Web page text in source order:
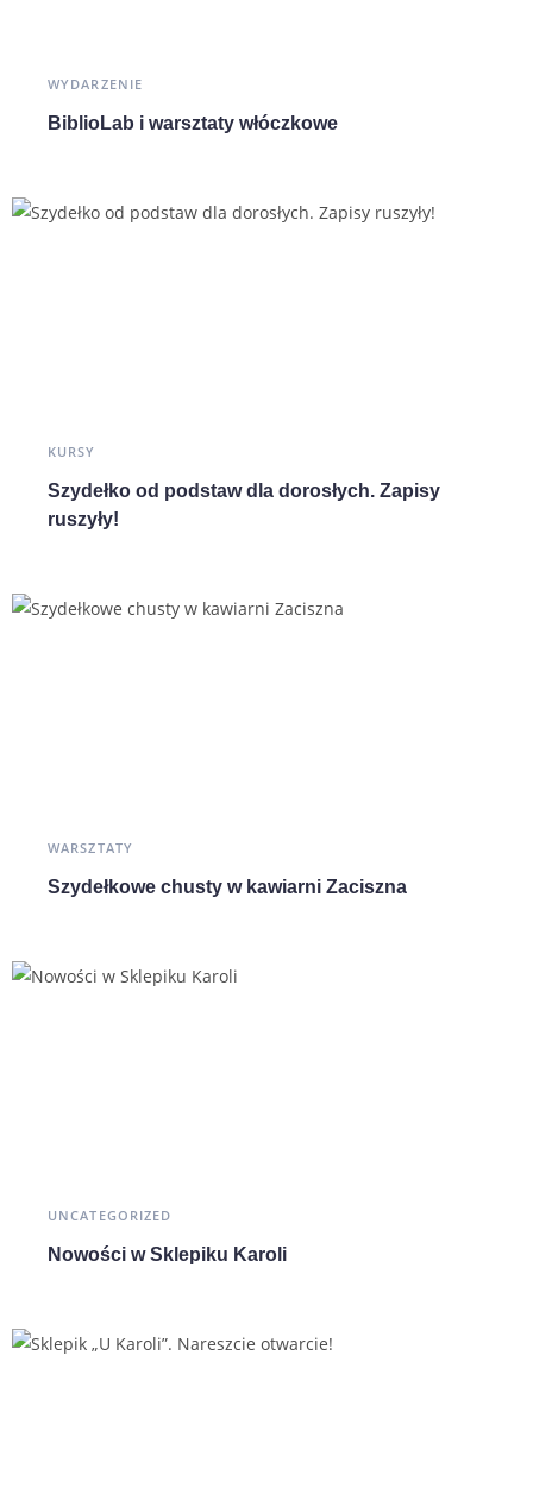
WYDARZENIE
BiblioLab i warsztaty włóczkowe
KURSY
Szydełko od podstaw dla dorosłych. Zapisy
ruszyły!
WARSZTATY
Szydełkowe chusty w kawiarni Zaciszna
UNCATEGORIZED
Nowości w Sklepiku Karoli